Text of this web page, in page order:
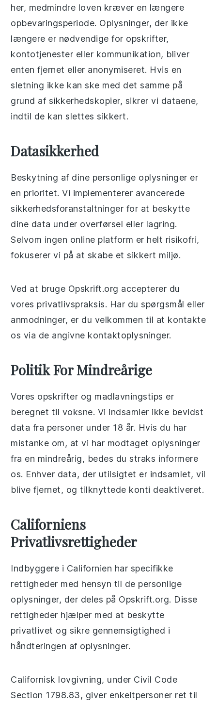
her, medmindre loven kræver en længere
opbevaringsperiode. Oplysninger, der ikke
længere er nødvendige for opskrifter,
kontotjenester eller kommunikation, bliver
enten fjernet eller anonymiseret. Hvis en
sletning ikke kan ske med det samme på
grund af sikkerhedskopier, sikrer vi dataene,
indtil de kan slettes sikkert.
Datasikkerhed
Beskytning af dine personlige oplysninger er
en prioritet. Vi implementerer avancerede
sikkerhedsforanstaltninger for at beskytte
dine data under overførsel eller lagring.
Selvom ingen online platform er helt risikofri,
fokuserer vi på at skabe et sikkert miljø.
Ved at bruge Opskrift.org accepterer du
vores privatlivspraksis. Har du spørgsmål eller
anmodninger, er du velkommen til at kontakte
os via de angivne kontaktoplysninger.
Politik For Mindreårige
Vores opskrifter og madlavningstips er
beregnet til voksne. Vi indsamler ikke bevidst
data fra personer under 18 år. Hvis du har
mistanke om, at vi har modtaget oplysninger
fra en mindreårig, bedes du straks informere
os. Enhver data, der utilsigtet er indsamlet, vil
blive fjernet, og tilknyttede konti deaktiveret.
Californiens
Privatlivsrettigheder
Indbyggere i Californien har specifikke
rettigheder med hensyn til de personlige
oplysninger, der deles på Opskrift.org. Disse
rettigheder hjælper med at beskytte
privatlivet og sikre gennemsigtighed i
håndteringen af oplysninger.
Californisk lovgivning, under Civil Code
Section 1798.83, giver enkeltpersoner ret til